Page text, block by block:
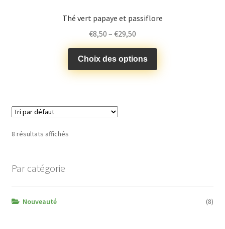
Thé vert papaye et passiflore
€8,50 – €29,50
Choix des options
8 résultats affichés
Par catégorie
Nouveauté (8)